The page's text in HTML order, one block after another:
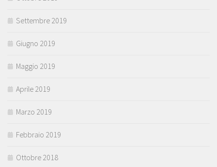
Settembre 2019
Giugno 2019
Maggio 2019
Aprile 2019
Marzo 2019
Febbraio 2019
Ottobre 2018